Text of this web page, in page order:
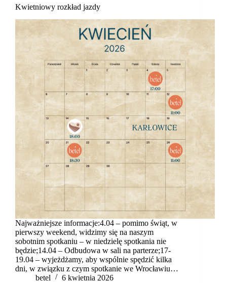
Kwietniowy rozkład jazdy
Najważniejsze informacje:4.04 – pomimo świąt, w
pierwszy weekend, widzimy się na naszym
sobotnim spotkaniu – w niedzielę spotkania nie
będzie;14.04 – Odbudowa w sali na parterze;17-
19.04 – wyjeżdżamy, aby wspólnie spędzić kilka
dni, w związku z czym spotkanie we Wrocławiu…
betel
6 kwietnia 2026